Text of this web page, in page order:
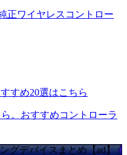
正ワイヤレスコントロー
すめ20選はこちら
。おすすめコントローラ
グデバイスまとめ【ad】